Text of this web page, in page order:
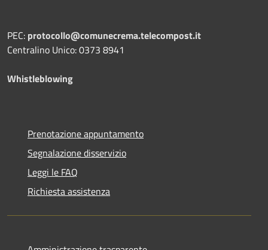
PEC: protocollo@comunecrema.telecompost.it
Centralino Unico: 0373 8941
Whistleblowing
Prenotazione appuntamento
Segnalazione disservizio
Leggi le FAQ
Richiesta assistenza